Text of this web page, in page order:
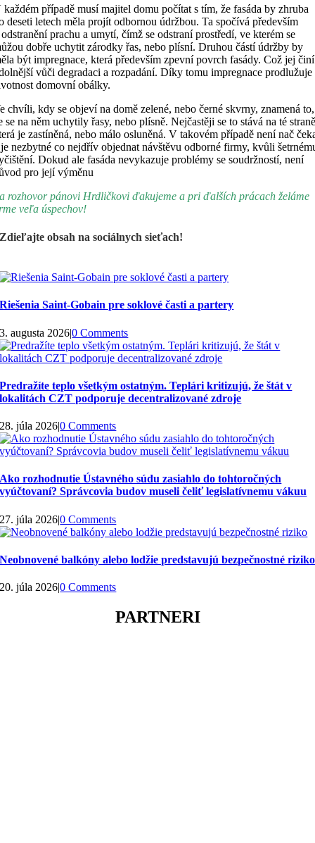
každém případě musí majitel domu počítat s tím, že fasáda by zhruba
deseti letech měla projít odbornou údržbou. Ta spočívá především
prachu a umytí, čímž se odstraní prostředí, ve kterém se
dobře uchytit zárodky řas, nebo plísní. Druhou částí údržby by
být impregnace, která především zpevní povrch fasády. Což jej činí
vůči degradaci a rozpadání. Díky tomu impregnace prodlužuje
domovní obálky.
chvíli, kdy se objeví na domě zelené, nebo černé skvrny, znamená to,
se na něm uchytily řasy, nebo plísně. Nejčastěji se to stává na té
je zastíněná, nebo málo osluněná. V takovém případě není nač
nezbytné co nejdřív objednat návštěvu odborné firmy, kvůli
Dokud ale fasáda nevykazuje problémy se soudržností, není
pro její výměnu
rozhovor pánovi Hrdličkovi ďakujeme a pri ďalších prácach želáme
veľa úspechov!
Zdieľajte obsah na sociálnych sieťach!
Riešenia Saint-Gobain pre soklové časti a partery
3. augusta 2026|0 Comments
Predražíte teplo všetkým ostatným. Teplári kritizujú, že štát v
lokalitách CZT podporuje decentralizované zdroje
28. júla 2026|0 Comments
Ako rozhodnutie Ústavného súdu zasiahlo do tohtoročných
vyúčtovaní? Správcovia budov museli čeliť legislatívnemu vákuu
27. júla 2026|0 Comments
Neobnovené balkóny alebo lodžie predstavujú bezpečnostné riziko
20. júla 2026|0 Comments
PARTNERI